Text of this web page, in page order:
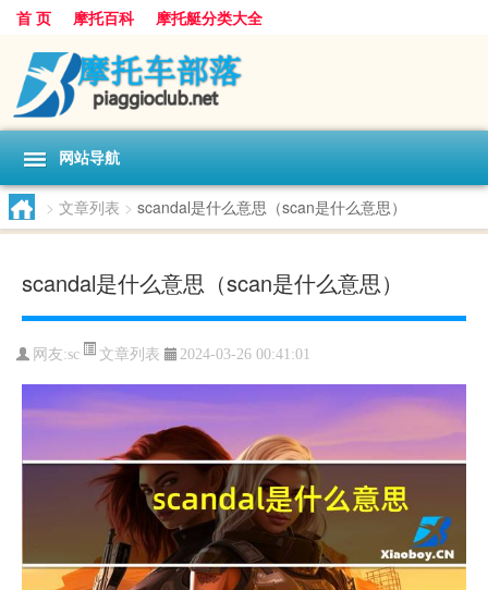
首 页 摩托百科 摩托艇分类大全
网站导航
> 文章列表 > scandal是什么意思（scan是什么意思）
scandal是什么意思（scan是什么意思）
网友:sc 文章列表 2024-03-26 00:41:01